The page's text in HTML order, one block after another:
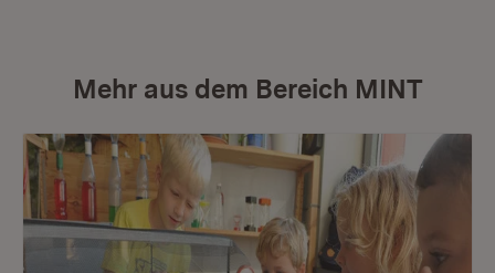
Mehr aus dem Bereich MINT